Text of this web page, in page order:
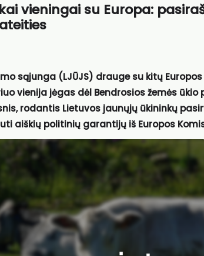
vieningai su Europa:
sąjunga (LJŪJS) drauge su kitų
vienija jėgas dėl Bendrosios žemės ūkio
rodantis Lietuvos jaunųjų ūkininkų
aiškių politinių garantijų iš Europos